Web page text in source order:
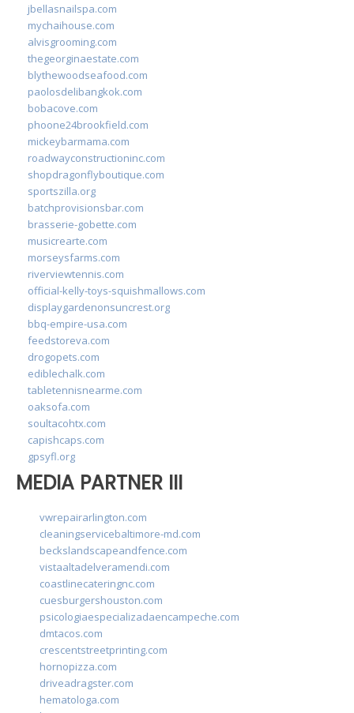
jbellasnailspa.com
mychaihouse.com
alvisgrooming.com
thegeorginaestate.com
blythewoodseafood.com
paolosdelibangkok.com
bobacove.com
phoone24brookfield.com
mickeybarmama.com
roadwayconstructioninc.com
shopdragonflyboutique.com
sportszilla.org
batchprovisionsbar.com
brasserie-gobette.com
musicrearte.com
morseysfarms.com
riverviewtennis.com
official-kelly-toys-squishmallows.com
displaygardenonsuncrest.org
bbq-empire-usa.com
feedstoreva.com
drogopets.com
ediblechalk.com
tabletennisnearme.com
oaksofa.com
soultacohtx.com
capishcaps.com
gpsyfl.org
MEDIA PARTNER III
vwrepairarlington.com
cleaningservicebaltimore-md.com
beckslandscapeandfence.com
vistaaltadelveramendi.com
coastlinecateringnc.com
cuesburgershouston.com
psicologiaespecializadaencampeche.com
dmtacos.com
crescentstreetprinting.com
hornopizza.com
driveadragster.com
hematologa.com